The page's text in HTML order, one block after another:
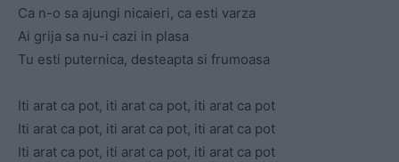
Ca n-o sa ajungi nicaieri, ca esti varza
Ai grija sa nu-i cazi in plasa
Tu esti puternica, desteapta si frumoasa
Iti arat ca pot, iti arat ca pot, iti arat ca pot
Iti arat ca pot, iti arat ca pot, iti arat ca pot
Iti arat ca pot, iti arat ca pot, iti arat ca pot